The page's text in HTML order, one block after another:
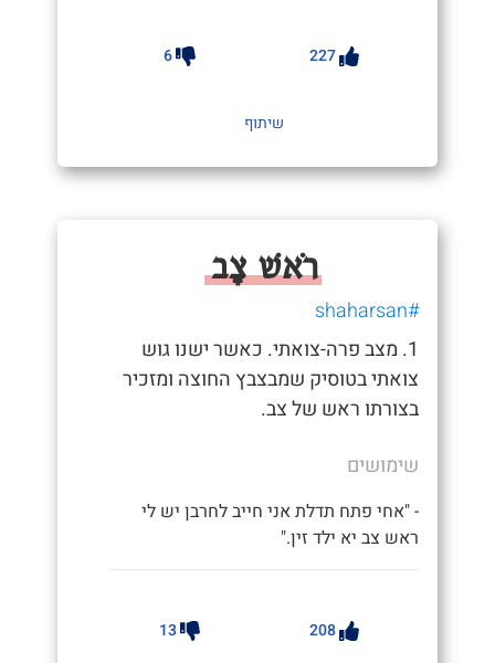
227
6
שיתוף
רֹאשׁ צָב
#shaharsan
1. מצב פרה-צואתי. כאשר ישנו גוש
צואתי בטוסיק שמבצבץ החוצה ומזכיר
בצורתו ראש של צב.
שימושים
- "אחי פתח תדלת אני חייב לחרבן יש לי
ראש צב יא ילד זין."
208
13